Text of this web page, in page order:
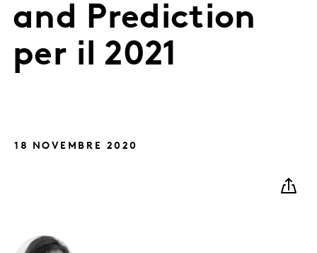
and Prediction
per il 2021
18 NOVEMBRE 2020